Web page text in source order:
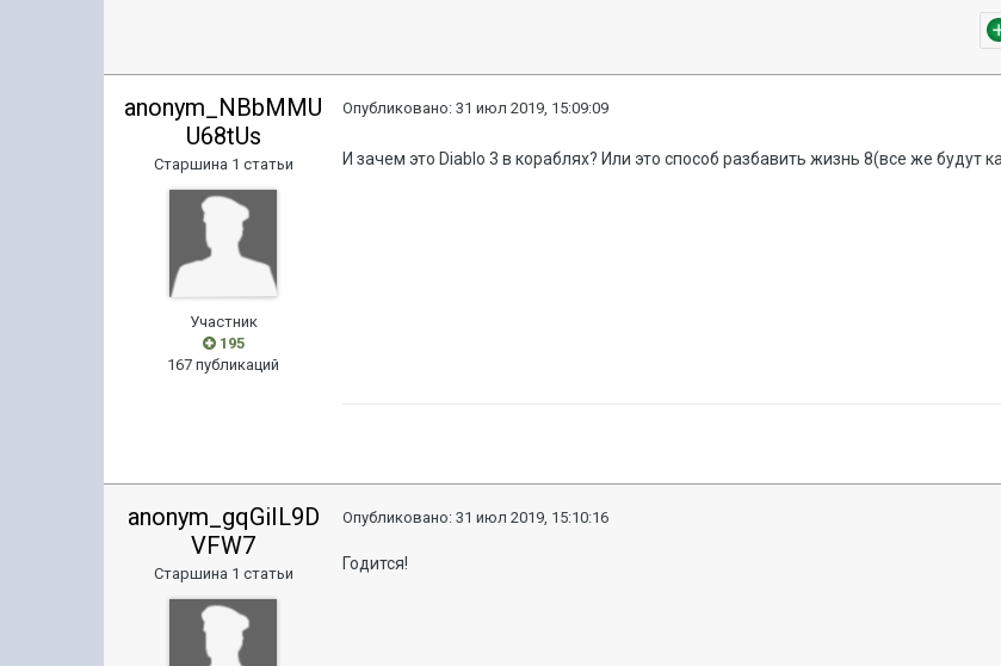
anonym_NBbMMU
U68tUs
Старшина 1 статьи
Участник
195
167 публикаций
Опубликовано:31 июл 2019, 15:09:09
И зачем это Diablo 3 в кораблях? Или это способ разбавить жизнь 8(все же будут
anonym_gqGiIL9D
VFW7
Старшина 1 статьи
Опубликовано:31 июл 2019, 15:10:16
Годится!